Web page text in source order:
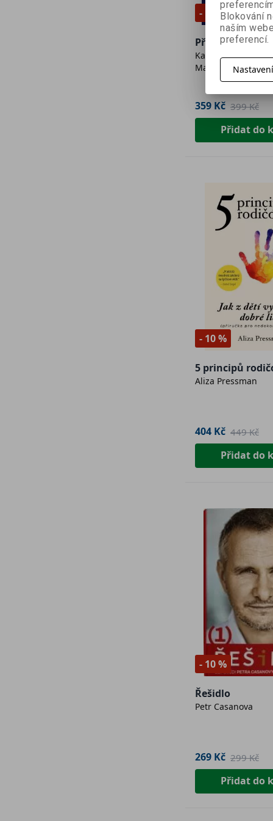
- 10 %
Přetíženy
Kateřina
Mašková
359 Kč 399 Kč
Přidat do
- 10 %
5 principů
Aliza Pressman
404 Kč 449 Kč
Přidat do
- 10 %
Řešidlo
Petr Casanova
269 Kč 299 Kč
Přidat do
Blokování
naším
preferencí.
Nastavení